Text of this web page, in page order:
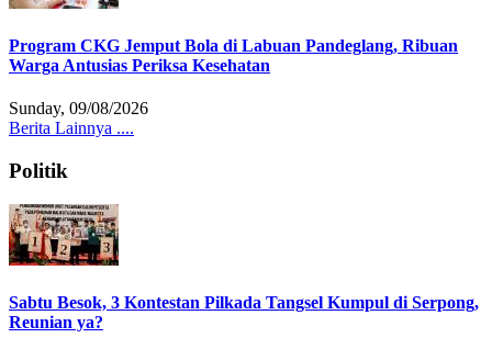
Program CKG Jemput Bola di Labuan Pandeglang, Ribuan
Warga Antusias Periksa Kesehatan
Sunday, 09/08/2026
Berita Lainnya ....
Politik
Sabtu Besok, 3 Kontestan Pilkada Tangsel Kumpul di Serpong,
Reunian ya?